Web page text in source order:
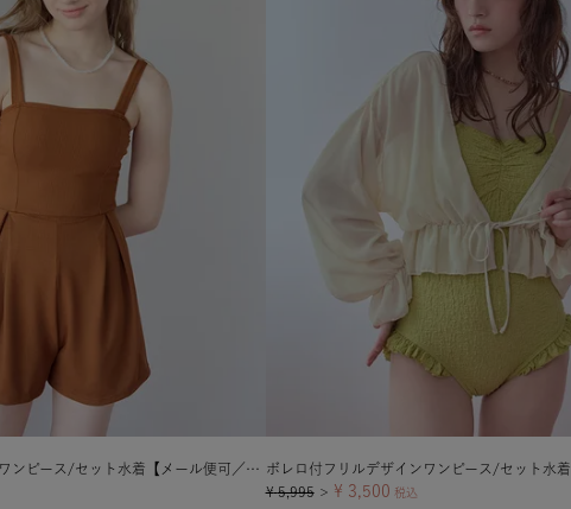
チェック素材ロンパース/ワンピース/セット水着【メール便可／100】 ボレロ付フリルデザインワンピース/セット水着
¥ 5,995 ＞ ¥ 3,500 税込